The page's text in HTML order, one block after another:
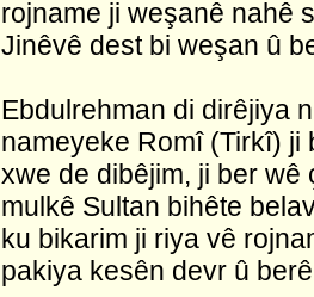
rojname ji weşanê nahê
Jinêvê dest bi weşan û
Ebdulrehman di dirêjiya
nameyeke Romî (Tirkî) ji
xwe de dibêjim, ji ber
mulkê Sultan bihête
ku bikarim ji riya vê
pakiya kesên devr û